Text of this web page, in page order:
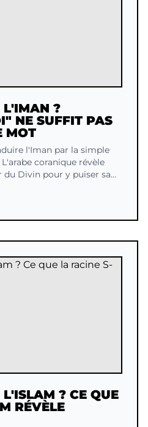
L'IMAN ?
NE SUFFIT PAS
MOT
l'Iman par la simple
coranique révèle
Divin pour y puiser sa
L'ISLAM ? CE QUE
RÉVÈLE